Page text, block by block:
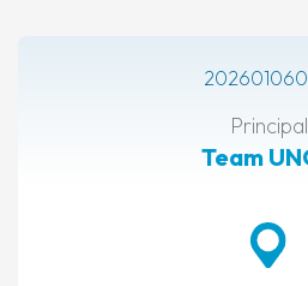
Principal
Team